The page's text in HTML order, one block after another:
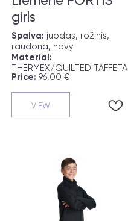
girls
Spalva: juodas, rožinis,
raudona, navy
Material:
THERMEX/QUILTED TAFFETA
Price: 96,00 €
VIEW